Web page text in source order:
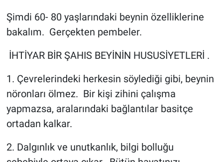
Şimdi 60- 80 yaşlarındaki beynin özelliklerine
bakalım. Gerçekten pembeler.
İHTİYAR BİR ŞAHIS BEYİNİN HUSUSİYETLERİ .
1. Çevrelerindeki herkesin söylediği gibi, beynin
nöronları ölmez. Bir kişi zihini çalışma
yapmazsa, aralarındaki bağlantılar basitçe
ortadan kalkar.
2. Dalgınlık ve unutkanlık, bilgi bolluğu